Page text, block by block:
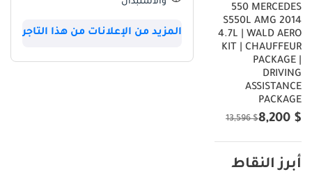
550 MERCEDES
S550L AMG 2014
4.7L | WALD AERO
KIT | CHAUFFEUR
PACKAGE |
DRIVING
ASSISTANCE
PACKAGE
$ 8,200
$ 13,596
أبرز النقاط
والاستبدال
المزيد من الإعلانات من هذا التاجر